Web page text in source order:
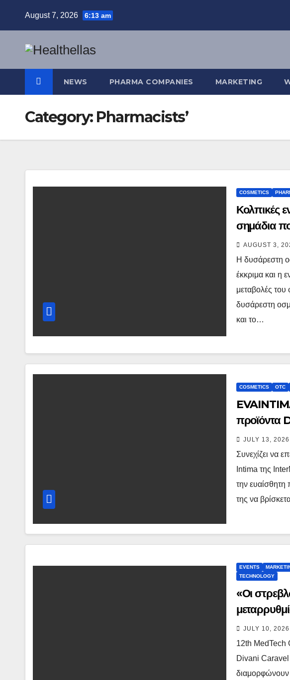
August 7, 2026 6:13 am
NEWS PHARMA COMPANIES MARKETING
Category: Pharmacists’
COSMETICS
Κολπικές
σημάδια
AUGUST 3,
Η δυσάρεστη
έκκριμα και η
μεταβολές του
δυσάρεστη
και το…
COSMETICS OTC
προϊόντα
JULY 13, 2026
Συνεχίζει να
Intima της
την ευαίσθητη
της να
EVENTS
TECHNOLOGY
«Οι
JULY 10, 2026
12th MedTech
Divani Caravel
διαμορφώνουν